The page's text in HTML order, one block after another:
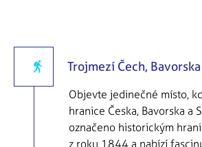
Trojmezí Čech, Bavorska
Objevte jedinečné místo,
hranice Česka, Bavorska a
označeno historickým
z roku 1844 a nabízí